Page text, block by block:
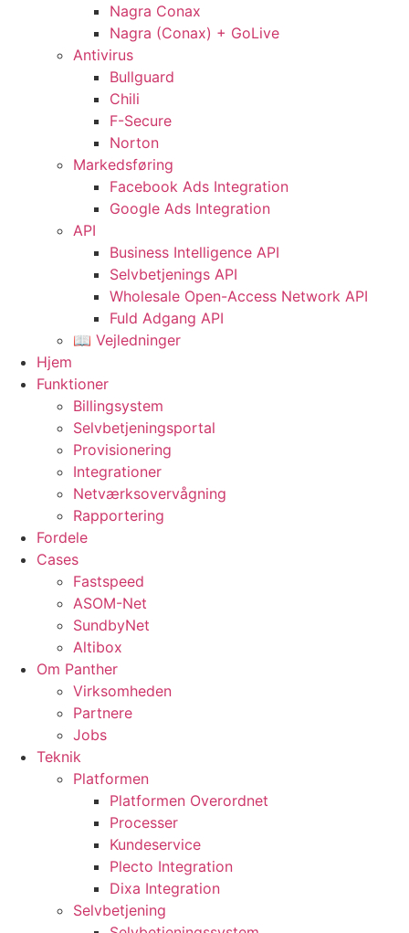
Nagra Conax
Nagra (Conax) + GoLive
Antivirus
Bullguard
Chili
F-Secure
Norton
Markedsføring
Facebook Ads Integration
Google Ads Integration
API
Business Intelligence API
Selvbetjenings API
Wholesale Open-Access Network API
Fuld Adgang API
📖 Vejledninger
Hjem
Funktioner
Billingsystem
Selvbetjeningsportal
Provisionering
Integrationer
Netværksovervågning
Rapportering
Fordele
Cases
Fastspeed
ASOM-Net
SundbyNet
Altibox
Om Panther
Virksomheden
Partnere
Jobs
Teknik
Platformen
Platformen Overordnet
Processer
Kundeservice
Plecto Integration
Dixa Integration
Selvbetjening